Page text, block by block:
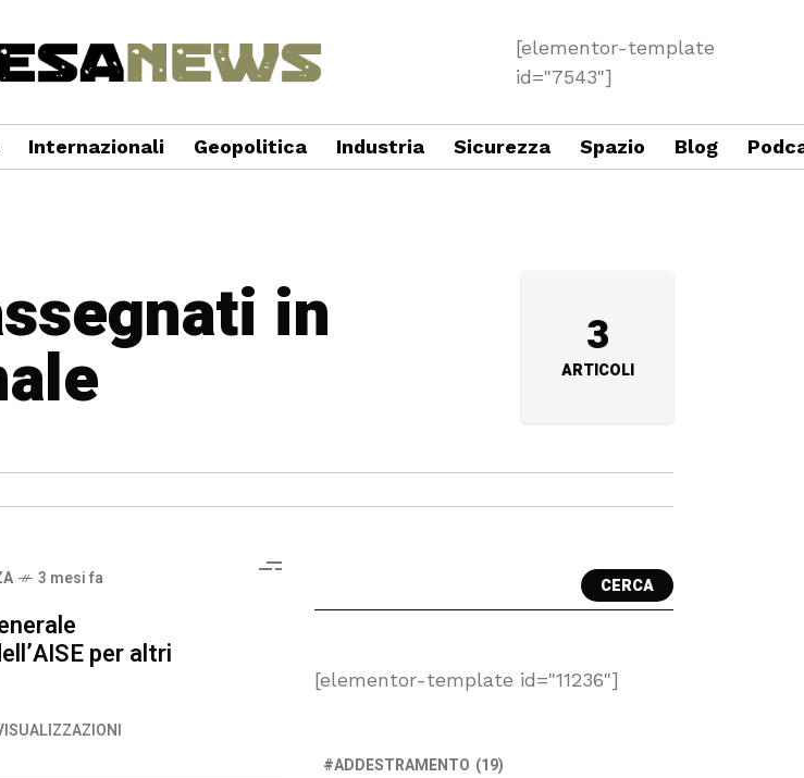
[elementor-template
id="7543"]
Internazionali Geopolitica Industria Sicurezza Spazio Blog
in 3
ARTICOLI
3 mesi fa
per altri
CERCA
[elementor-template id="11236"]
ADDESTRAMENTO (19)